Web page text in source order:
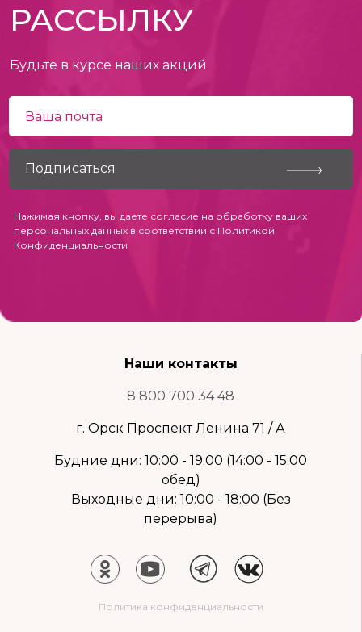
РАССЫЛКУ
Будьте в курсе наших акций
Нажимая кнопку, вы даете согласие на обработку ваших
персональных данных в соответствии с Политикой
Конфиденциальности
Наши контакты
8 800 700 34 48
г. Орск Проспект Ленина 71 / А
Будние дни: 10:00 - 19:00 (14:00 - 15:00
обед)
Выходные дни: 10:00 - 18:00 (Без
перерыва)
Политика конфиденциальности